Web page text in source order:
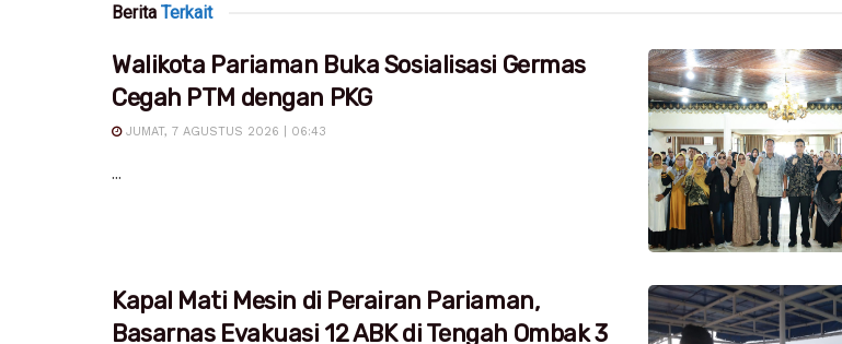
Berita Terkait
Walikota Pariaman Buka Sosialisasi Germas
Cegah PTM dengan PKG
JUMAT, 7 AGUSTUS 2026 | 06:43
...
Kapal Mati Mesin di Perairan Pariaman,
Basarnas Evakuasi 12 ABK di Tengah Ombak 3